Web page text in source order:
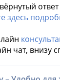
здесь
чат, внизу